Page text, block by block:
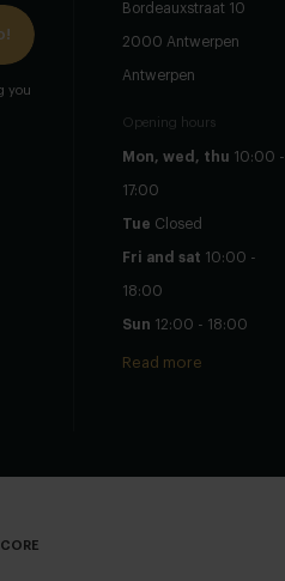
you
Bordeauxstraat 10
2000 Antwerpen
Antwerpen
Opening hours
Mon, wed, thu 10:00 -
17:00
Tue Closed
Fri and sat 10:00 -
18:00
Sun 12:00 - 18:00
Read more